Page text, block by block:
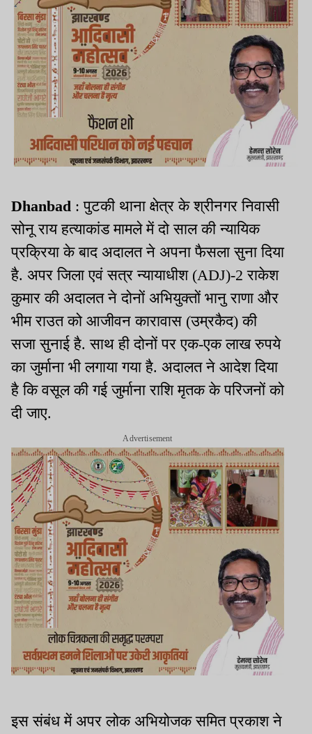
Dhanbad : पुटकी थाना क्षेत्र के श्रीनगर निवासी
सोनू राय हत्याकांड मामले में दो साल की न्यायिक
प्रक्रिया के बाद अदालत ने अपना फैसला सुना दिया
है. अपर जिला एवं सत्र न्यायाधीश (ADJ)-2 राकेश
कुमार की अदालत ने दोनों अभियुक्तों भानु राणा और
भीम राउत को आजीवन कारावास (उम्रकैद) की
सजा सुनाई है. साथ ही दोनों पर एक-एक लाख रुपये
का जुर्माना भी लगाया गया है. अदालत ने आदेश दिया
है कि वसूल की गई जुर्माना राशि मृतक के परिजनों को
दी जाए.
Advertisement
इस संबंध में अपर लोक अभियोजक समित प्रकाश ने